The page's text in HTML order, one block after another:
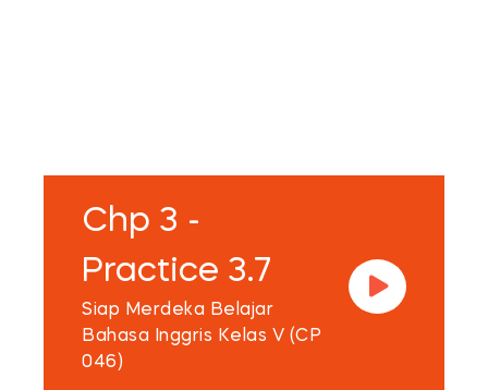
Chp 3 -
Practice 3.7
Siap Merdeka Belajar
Bahasa Inggris Kelas V (CP
046)